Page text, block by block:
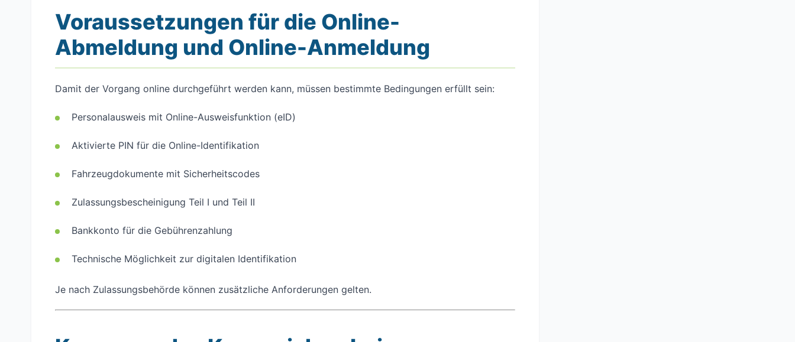
Voraussetzungen für die Online-
Abmeldung und Online-Anmeldung
Damit der Vorgang online durchgeführt werden kann, müssen bestimmte Bedingungen erfüllt sein:
Personalausweis mit Online-Ausweisfunktion (eID)
Aktivierte PIN für die Online-Identifikation
Fahrzeugdokumente mit Sicherheitscodes
Zulassungsbescheinigung Teil I und Teil II
Bankkonto für die Gebührenzahlung
Technische Möglichkeit zur digitalen Identifikation
Je nach Zulassungsbehörde können zusätzliche Anforderungen gelten.